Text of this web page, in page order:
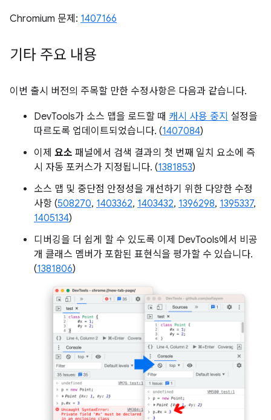
Chromium 문제: 1407166
기타 주요 내용
이번 출시 버전의 주목할 만한 수정사항은 다음과 같습니다.
DevTools가 소스 맵을 로드할 때 캐시 사용 중지 설정을
따르도록 업데이트되었습니다. (1407084)
이제 요소 패널에서 검색 결과의 첫 번째 일치 요소에 즉
시 자동 포커스가 지정됩니다. (1381853)
소스 맵 및 중단점 안정성을 개선하기 위한 다양한 수정
사항 (508270, 1403362, 1403432, 1396298, 1395337,
1405134)
디버깅을 더 쉽게 할 수 있도록 이제 DevTools에서 비공
개 클래스 멤버가 포함된 표현식을 평가할 수 있습니다.
(1381806)